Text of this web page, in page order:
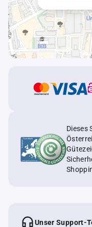
Dieses
Unser Support-